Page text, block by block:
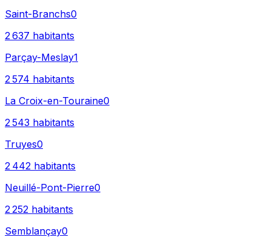
Saint-Branchs0
2 637 habitants
Parçay-Meslay1
2 574 habitants
La Croix-en-Touraine0
2 543 habitants
Truyes0
2 442 habitants
Neuillé-Pont-Pierre0
2 252 habitants
Semblançay0